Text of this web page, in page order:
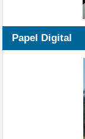
Papel Digital